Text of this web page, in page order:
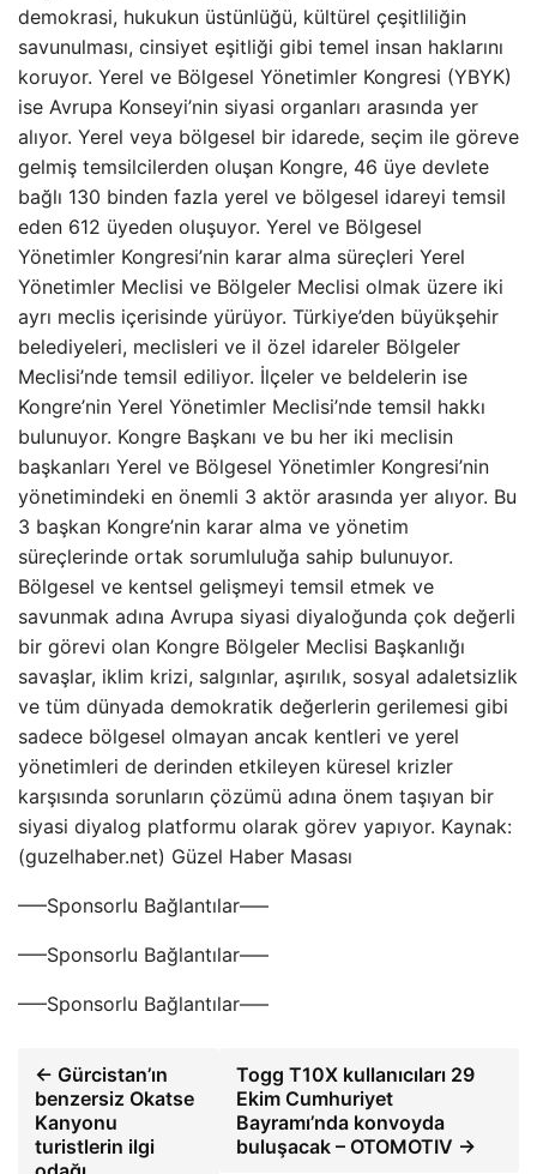
demokrasi, hukukun üstünlüğü, kültürel çeşitliliğin
savunulması, cinsiyet eşitliği gibi temel insan haklarını
koruyor. Yerel ve Bölgesel Yönetimler Kongresi (YBYK)
ise Avrupa Konseyi’nin siyasi organları arasında yer
alıyor. Yerel veya bölgesel bir idarede, seçim ile göreve
gelmiş temsilcilerden oluşan Kongre, 46 üye devlete
bağlı 130 binden fazla yerel ve bölgesel idareyi temsil
eden 612 üyeden oluşuyor. Yerel ve Bölgesel
Yönetimler Kongresi’nin karar alma süreçleri Yerel
Yönetimler Meclisi ve Bölgeler Meclisi olmak üzere iki
ayrı meclis içerisinde yürüyor. Türkiye’den büyükşehir
belediyeleri, meclisleri ve il özel idareler Bölgeler
Meclisi’nde temsil ediliyor. İlçeler ve beldelerin ise
Kongre’nin Yerel Yönetimler Meclisi’nde temsil hakkı
bulunuyor. Kongre Başkanı ve bu her iki meclisin
başkanları Yerel ve Bölgesel Yönetimler Kongresi’nin
yönetimindeki en önemli 3 aktör arasında yer alıyor. Bu
3 başkan Kongre’nin karar alma ve yönetim
süreçlerinde ortak sorumluluğa sahip bulunuyor.
Bölgesel ve kentsel gelişmeyi temsil etmek ve
savunmak adına Avrupa siyasi diyaloğunda çok değerli
bir görevi olan Kongre Bölgeler Meclisi Başkanlığı
savaşlar, iklim krizi, salgınlar, aşırılık, sosyal adaletsizlik
ve tüm dünyada demokratik değerlerin gerilemesi gibi
sadece bölgesel olmayan ancak kentleri ve yerel
yönetimleri de derinden etkileyen küresel krizler
karşısında sorunların çözümü adına önem taşıyan bir
siyasi diyalog platformu olarak görev yapıyor. Kaynak:
(guzelhaber.net) Güzel Haber Masası
—–Sponsorlu Bağlantılar—–
—–Sponsorlu Bağlantılar—–
—–Sponsorlu Bağlantılar—–
← Gürcistan’ın
benzersiz Okatse
Kanyonu
turistlerin ilgi
Togg T10X kullanıcıları 29
Ekim Cumhuriyet
Bayramı’nda konvoyda
buluşacak – OTOMOTIV →